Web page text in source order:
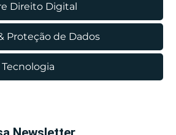
Direito Digital
Proteção de Dados